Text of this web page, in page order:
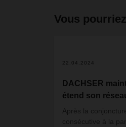
Vous
22.04.2024
DACHSER
étend son
Après la
consécutive à la